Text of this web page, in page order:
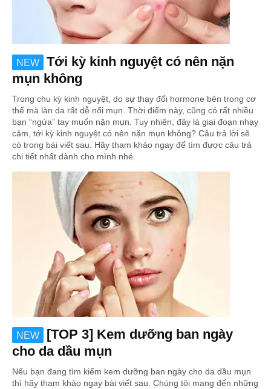
NEW
Tới kỳ kinh nguyệt có nên nặn
mụn không
Trong chu kỳ kinh nguyệt, do sự thay đổi hormone bên trong cơ
thể mà làn da rất dễ nổi mụn. Thời điểm này, cũng có rất nhiều
bạn “ngứa” tay muốn nặn mụn. Tuy nhiên, đây là giai đoạn nhạy
cảm, tới kỳ kinh nguyệt có nên nặn mụn không? Câu trả lời sẽ
có trong bài viết sau. Hãy tham khảo ngay để tìm được câu trả
chi tiết nhất dành cho mình nhé.
NEW
[TOP 3] Kem dưỡng ban ngày
cho da dầu mụn
Nếu bạn đang tìm kiếm kem dưỡng ban ngày cho da dầu mụn
thì hãy tham khảo ngay bài viết sau. Chúng tôi mang đến những